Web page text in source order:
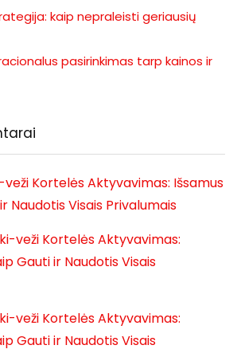
kaip nepraleisti geriausių
pasirinkimas tarp kainos ir
veži Kortelės Aktyvavimas: Išsamus
Naudotis Visais Privalumais
veži Kortelės Aktyvavimas:
Gauti ir Naudotis Visais
veži Kortelės Aktyvavimas:
Gauti ir Naudotis Visais